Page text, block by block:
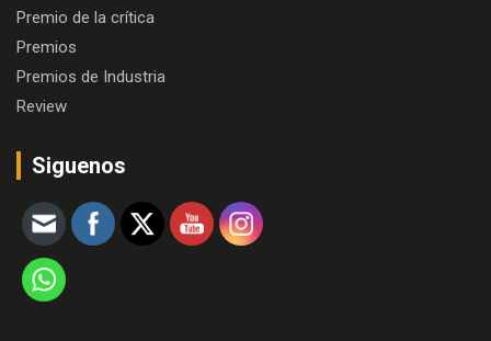
Premio de la crítica
Premios
Premios de Industria
Review
Siguenos